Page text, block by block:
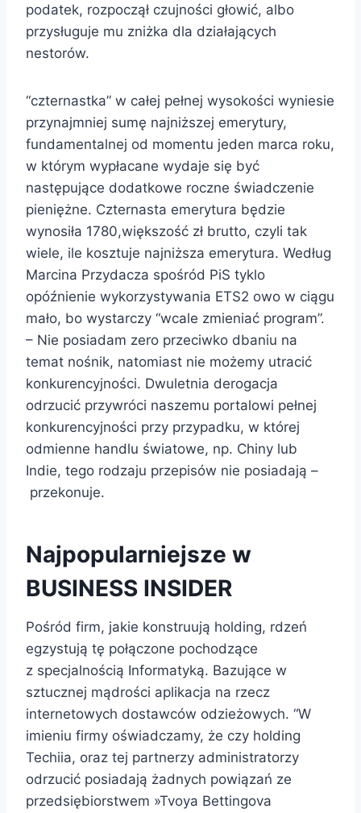
podatek, rozpoczął czujności głowić, albo
przysługuje mu zniżka dla działających
nestorów.
“czternastka” w całej pełnej wysokości wyniesie
przynajmniej sumę najniższej emerytury,
fundamentalnej od momentu jeden marca roku,
w którym wypłacane wydaje się być
następujące dodatkowe roczne świadczenie
pieniężne. Czternasta emerytura będzie
wynosiła 1780,większość zł brutto, czyli tak
wiele, ile kosztuje najniższa emerytura. Według
Marcina Przydacza spośród PiS tyklo
opóźnienie wykorzystywania ETS2 owo w ciągu
mało, bo wystarczy “wcale zmieniać program”.
– Nie posiadam zero przeciwko dbaniu na
temat nośnik, natomiast nie możemy utracić
konkurencyjności. Dwuletnia derogacja
odrzucić przywróci naszemu portalowi pełnej
konkurencyjności przy przypadku, w której
odmienne handlu światowe, np. Chiny lub
Indie, tego rodzaju przepisów nie posiadają –
przekonuje.
Najpopularniejsze w
BUSINESS INSIDER
Pośród firm, jakie konstruują holding, rdzeń
egzystują tę połączone pochodzące
z specjalnością Informatyką. Bazujące w
sztucznej mądrości aplikacja na rzecz
internetowych dostawców odzieżowych. “W
imieniu firmy oświadczamy, że czy holding
Techiia, oraz tej partnerzy administratorzy
odrzucić posiadają żadnych powiązań ze
przedsiębiorstwem »Tvoya Bettingova